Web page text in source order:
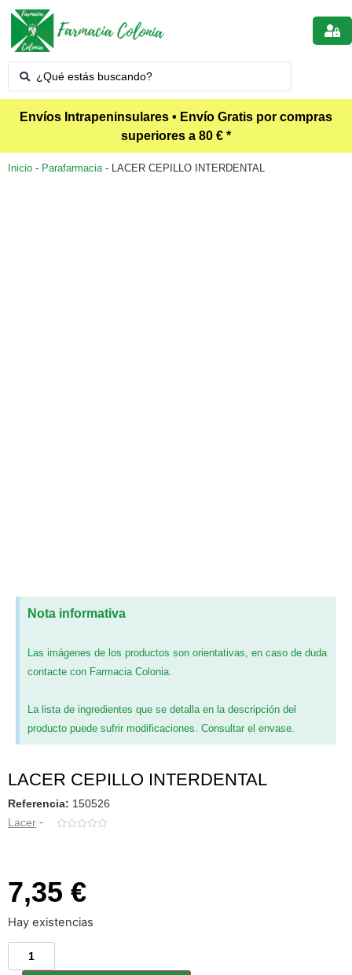
Envíos Intrapeninsulares • Envío Gratis por compras
superiores a 80 € *
Inicio - Parafarmacia- LACER CEPILLO INTERDENTAL
Nota informativa
Las imágenes de los productos son orientativas, en caso de duda
contacte con Farmacia Colonia.
La lista de ingredientes que se detalla en la descripción del
producto puede sufrir modificaciones. Consultar el envase.
LACER CEPILLO INTERDENTAL
Referencia: 150526
Lacer - 
7,35 €
Hay existencias